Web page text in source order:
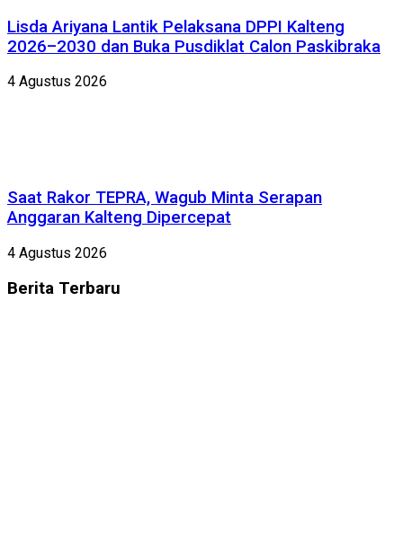
Lisda Ariyana Lantik Pelaksana DPPI Kalteng
2026–2030 dan Buka Pusdiklat Calon Paskibraka
4 Agustus 2026
Saat Rakor TEPRA, Wagub Minta Serapan
Anggaran Kalteng Dipercepat
4 Agustus 2026
Berita Terbaru